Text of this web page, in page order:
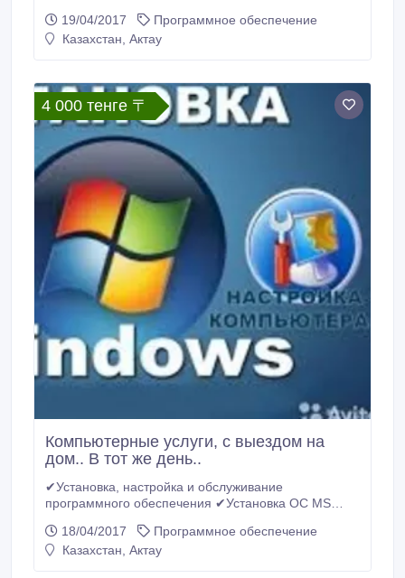
настройка.
19/04/2017
Программное обеспечение
Казахстан, Актау
4 000 тенге 〒
Компьютерные услуги, с выездом на
дом.. В тот же день..
✔Установка, настройка и обслуживание
программного обеспечения ✔Установка ОС MS
2013 ✔Установка програмных продуктов AutoCad,
ArchiCAD, Adobe Photoshop, Софт для видео
18/04/2017
Программное обеспечение
Казахстан, Актау